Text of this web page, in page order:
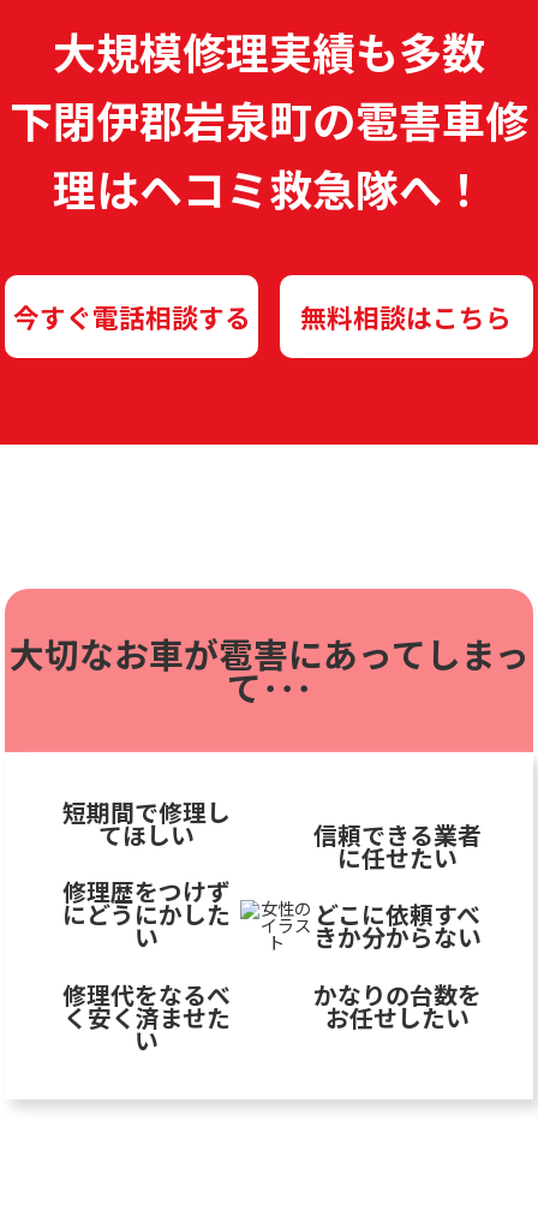
大規模修理実績も多数
下閉伊郡岩泉町の雹害車修
理はヘコミ救急隊へ！
今すぐ電話相談する 無料相談はこちら
大切なお車が雹害にあってしまっ
て･･･
短期間で修理し
てほしい
修理歴をつけず
にどうにかした
い
修理代をなるべ
く安く済ませた
い
信頼できる業者
に任せたい
どこに依頼すべ
きか分からない
かなりの台数を
お任せしたい